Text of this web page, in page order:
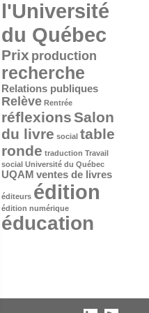
l'Université
du Québec
Prix production
recherche
Relations publiques
Relève Rentrée
réflexionsSalon
du livre social table
ronde traduction Travail
social Université du Québec
UQAM ventes de livres
éditeurs édition
édition numérique
éducation